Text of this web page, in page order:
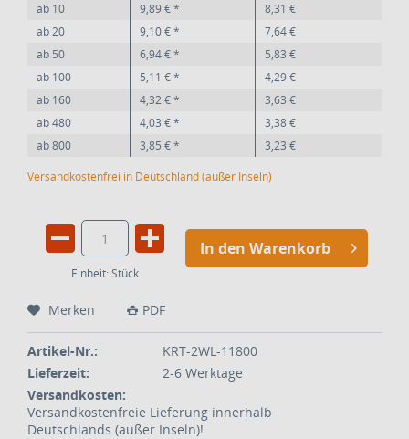
ab 10 9,89 € *
8,31 €
ab20 9,10 € *
7,64 €
ab 50 6,94 € *
5,83 €
ab 100 5,11 € *
4,29 €
ab 160 4,32 € *
3,63 €
ab480 4,03 € *
3,38 €
ab800 3,85 € *
3,23 €
Versandkostenfrei in Deutschland (außer Inseln)
Einheit: Stück
In den Warenkorb
Merken PDF
Artikel-Nr.:
KRT-2WL-11800
Lieferzeit:
2-6 Werktage
Versandkosten:
Versandkostenfreie Lieferung innerhalb
Deutschlands (außer Inseln)!